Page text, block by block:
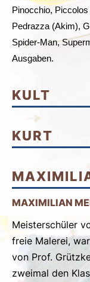
Pinocchio,
Pedrazza (Akim),
Spider-Man,
Ausgaben.
KULT
KURT
MAXIMILIAN
Meisterschüler
freie Malerei,
von Prof.
zweimal den